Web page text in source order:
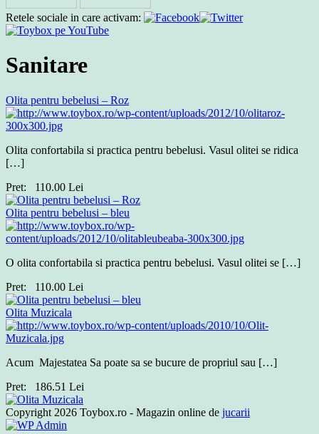
Retele sociale in care activam:
Sanitare
Olita pentru bebelusi – Roz
Olita confortabila si practica pentru bebelusi. Vasul olitei se ridica
[…]
Pret:
110.00 Lei
Olita pentru bebelusi – bleu
O olita confortabila si practica pentru bebelusi. Vasul olitei se […]
Pret:
110.00 Lei
Olita Muzicala
Acum Majestatea Sa poate sa se bucure de propriul sau […]
Pret:
186.51 Lei
Copyright 2026 Toybox.ro - Magazin online de jucarii